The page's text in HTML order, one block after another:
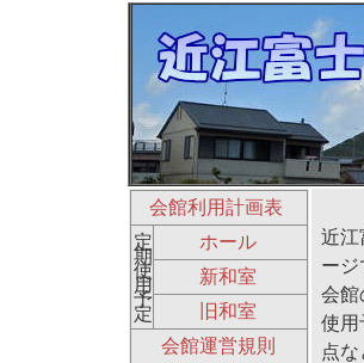
会館利用計画表
定
期
使
用
予
定
ホール
新和室
旧和室
会館運営規則
近江
ージ
会館
使用
点な